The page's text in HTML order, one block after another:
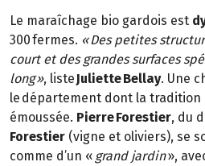
Le maraîchage bio gardois est
300 fermes. « Des petites
court et des grandes surfaces
long », liste Juliette Bellay. Une
le département dont la tradition
émoussée. Pierre Forestier, du
Forestier (vigne et oliviers), se
comme d’un « grand jardin»,